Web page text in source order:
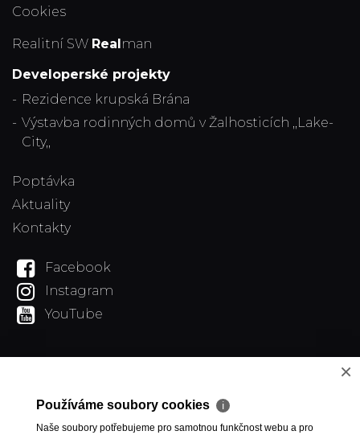
Cookies
Realitní SW Real man
Developerské projekty
Rezidence krupská Brána
Výstavba rodinných domů v Žalhosticích ,,Lake-
City,,
Poptávka
Aktuality
Kontakty
Facebook
Instagram
YouTube
×
Používáme soubory cookies ℹ
Naše soubory potřebujeme pro samotnou funkčnost webu a pro